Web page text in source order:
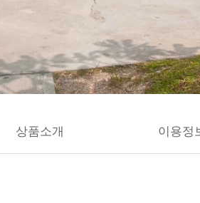
상품소개 이용정